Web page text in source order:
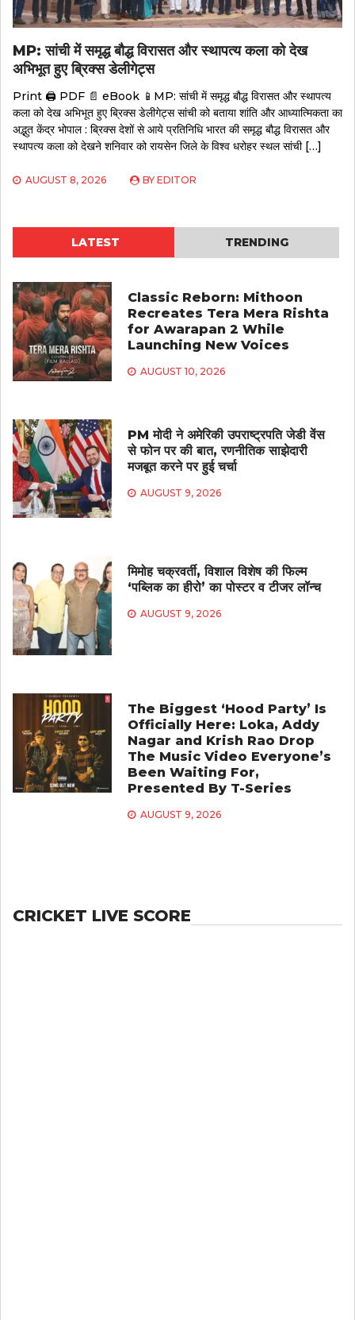
MP: सांची में समृद्ध बौद्ध विरासत और स्थापत्य कला को देख
अभिभूत हुए ब्रिक्स डेलीगेट्स
Print 🖨 PDF 📄 eBook 📱MP: सांची में समृद्ध बौद्ध विरासत और स्थापत्य
कला को देख अभिभूत हुए ब्रिक्स डेलीगेट्स सांची को बताया शांति और आध्यात्मिकता का
अद्भुत केंद्र भोपाल : ब्रिक्स देशों से आये प्रतिनिधि भारत की समृद्ध बौद्ध विरासत और
स्थापत्य कला को देखने शनिवार को रायसेन जिले के विश्व धरोहर स्थल सांची […]
AUGUST 8, 2026 BY EDITOR
LATEST TRENDING
Classic Reborn: Mithoon
Recreates Tera Mera Rishta
for Awarapan 2 While
Launching New Voices
AUGUST 10, 2026
PM मोदी ने अमेरिकी उपराष्ट्रपति जेडी वेंस
से फोन पर की बात, रणनीतिक साझेदारी
मजबूत करने पर हुई चर्चा
AUGUST 9, 2026
मिमोह चक्रवर्ती, विशाल विशेष की फिल्म
‘पब्लिक का हीरो’ का पोस्टर व टीजर लॉन्च
AUGUST 9, 2026
The Biggest ‘Hood Party’ Is
Officially Here: Loka, Addy
Nagar and Krish Rao Drop
The Music Video Everyone’s
Been Waiting For,
Presented By T-Series
AUGUST 9, 2026
CRICKET LIVE SCORE